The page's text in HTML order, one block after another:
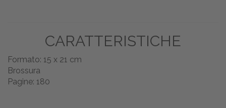
CARATTERISTICHE
Formato: 15 x 21 cm
Brossura
Pagine: 180